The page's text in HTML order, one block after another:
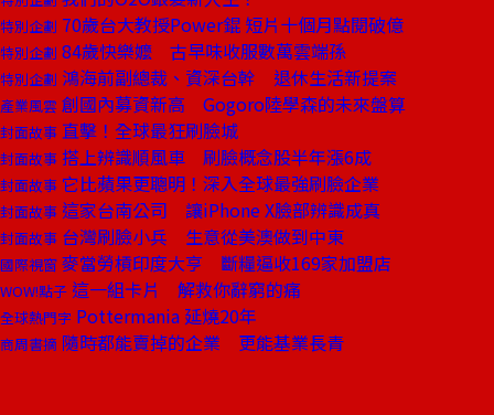
特別企劃 70歲台大教授Power錕 短片十個月點閱破億
特別企劃 84歲快樂嬤 古早味收服數萬雲端孫
特別企劃 鴻海前副總裁、資深台幹 退休生活新提案
產業風雲 創國內募資新高 Gogoro陸學森的未來盤算
封面故事 直擊！全球最狂刷臉城
封面故事 搭上辨識順風車 刷臉概念股半年漲6成
封面故事 它比蘋果更聰明！深入全球最強刷臉企業
封面故事 這家台南公司 讓iPhone X臉部辨識成真
封面故事 台灣刷臉小兵 生意從美澳做到中東
國際視窗 麥當勞槓印度大亨 斷糧逼收169家加盟店
WOW!點子 這一組卡片 解救你辭窮的痛
全球熱門字 Pottermania 延燒20年
商周書摘 隨時都能賣掉的企業 更能基業長青